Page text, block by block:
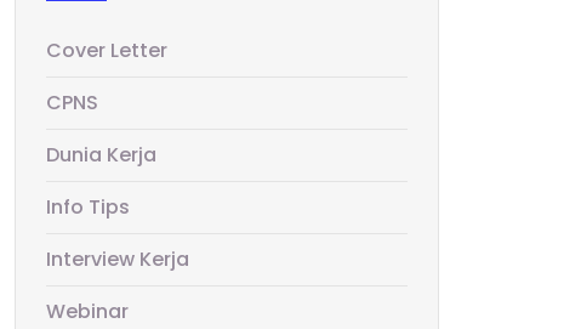
Cover Letter
CPNS
Dunia Kerja
Info Tips
Interview Kerja
Webinar